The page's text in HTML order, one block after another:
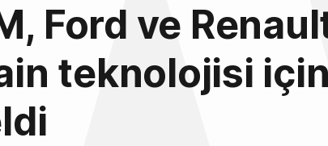
Ford ve
teknolojisi